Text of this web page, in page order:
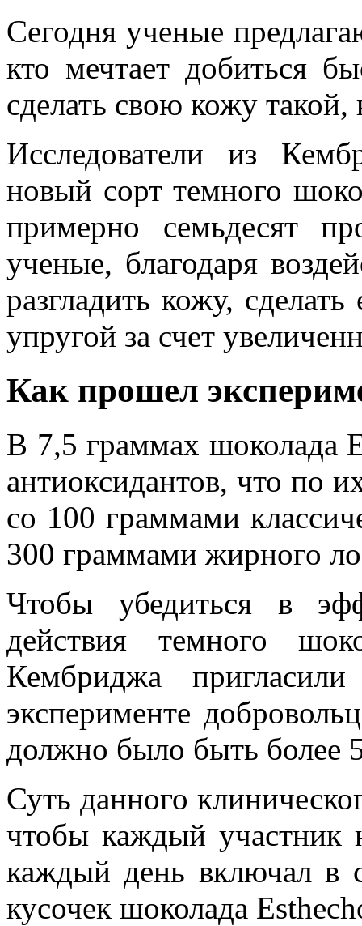
Сегодня ученые
кто мечтает добиться
сделать свою кожу такой,
Исследователи из
новый сорт темного
примерно семьдесят
ученые, благодаря
разгладить кожу,
упругой за счет
Как прошел
В 7,5 граммах шоколада
антиоксидантов, что по
со 100 граммами
300 граммами жирного
Чтобы убедиться в
действия темного
Кембриджа
эксперименте
должно было быть более
Суть данного
чтобы каждый участник
каждый день включал в
кусочек шоколада